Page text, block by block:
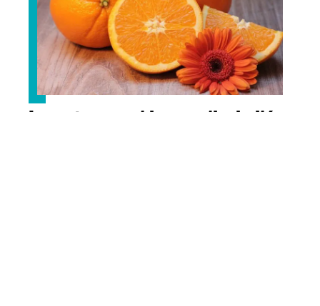
Les agrumes et leur particularité